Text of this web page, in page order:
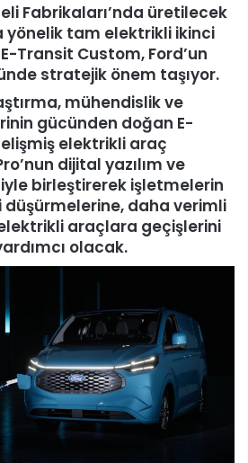
Fabrikaları’nda üretilecek
yönelik tam elektrikli ikinci
Transit Custom, Ford’un
stratejik önem taşıyor.
mühendislik ve
gücünden doğan E-
elektrikli araç
dijital yazılım ve
birleştirerek işletmelerin
daha verimli
araçlara geçişlerini
olacak.